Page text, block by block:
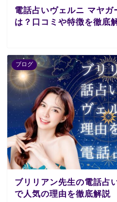
電話占いヴェルニ マヤガ
は？口コミや特徴を徹底
ブログ
ブリリアン先生の電話占
で人気の理由を徹底解説